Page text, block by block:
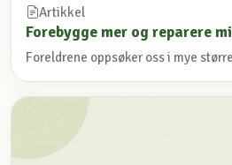
Artikkel
Forebygge mer og reparere
Foreldrene oppsøker oss i mye